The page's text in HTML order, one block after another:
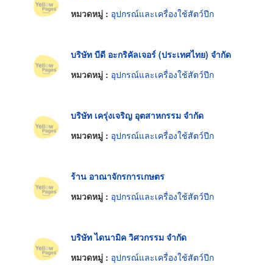
หมวดหมู่ : อุปกรณ์และเครื่องใช้สัตว์ปีก
บริษัท บีดี อะกริคัลเจอร์ (ประเทศไทย) จำกัด
หมวดหมู่ : อุปกรณ์และเครื่องใช้สัตว์ปีก
บริษัท เครุ่งเจริญ อุตสาหกรรม จำกัด
หมวดหมู่ : อุปกรณ์และเครื่องใช้สัตว์ปีก
ร้าน อาณาจักรการเกษตร
หมวดหมู่ : อุปกรณ์และเครื่องใช้สัตว์ปีก
บริษัท ไดนามิค วิศวกรรม จำกัด
หมวดหมู่ : อุปกรณ์และเครื่องใช้สัตว์ปีก